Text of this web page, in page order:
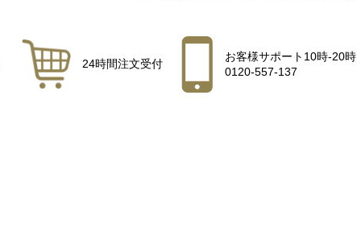
24時間注文受付
お客様サポート10時-20時
0120-557-137